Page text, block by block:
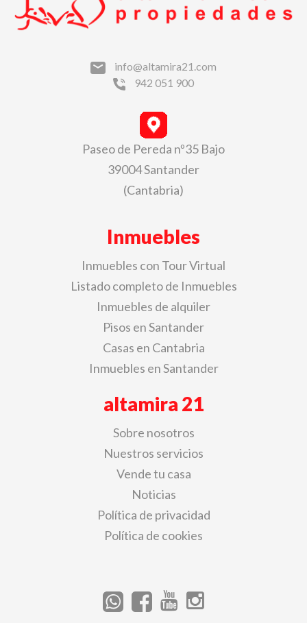
info@altamira21.com
942 051 900
Paseo de Pereda nº35 Bajo
39004 Santander
(Cantabria)
Inmuebles
Inmuebles con Tour Virtual
Listado completo de Inmuebles
Inmuebles de alquiler
Pisos en Santander
Casas en Cantabria
Inmuebles en Santander
altamira 21
Sobre nosotros
Nuestros servicios
Vende tu casa
Noticias
Política de privacidad
Política de cookies